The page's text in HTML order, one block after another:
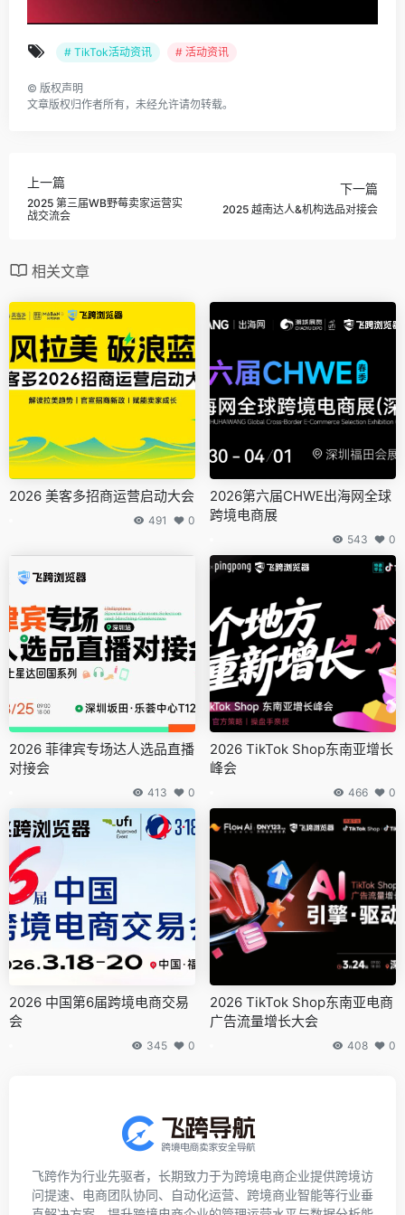
# TikTok活动资讯 # 活动资讯
© 版权声明
文章版权归作者所有，未经允许请勿转载。
上一篇
2025 第三届WB野莓卖家运营实
战交流会
下一篇
2025 越南达人&机构选品对接会
相关文章
2026 美客多招商运营启动大会
491 0
2026第六届CHWE出海网全球
跨境电商展
543 0
2026 菲律宾专场达人选品直播
对接会
413 0
2026 TikTok Shop东南亚增长
峰会
466 0
2026 中国第6届跨境电商交易
会
345 0
2026 TikTok Shop东南亚电商
广告流量增长大会
408 0
飞跨作为行业先驱者，长期致力于为跨境电商企业提供跨境访
问提速、电商团队协同、自动化运营、跨境商业智能等行业垂